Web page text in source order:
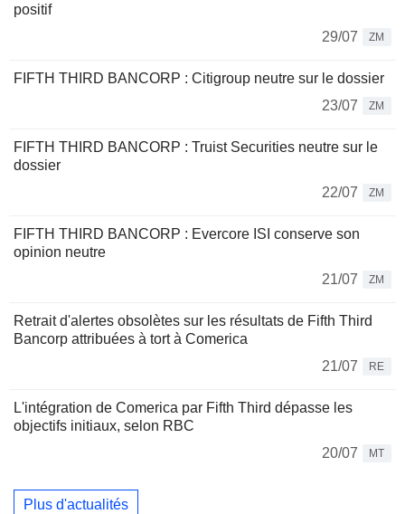
positif
29/07
ZM
FIFTH THIRD BANCORP : Citigroup neutre sur le dossier
23/07
ZM
FIFTH THIRD BANCORP : Truist Securities neutre sur le
dossier
22/07
ZM
FIFTH THIRD BANCORP : Evercore ISI conserve son
opinion neutre
21/07
ZM
Retrait d'alertes obsolètes sur les résultats de Fifth Third
Bancorp attribuées à tort à Comerica
21/07
RE
L'intégration de Comerica par Fifth Third dépasse les
objectifs initiaux, selon RBC
20/07
MT
Plus d'actualités